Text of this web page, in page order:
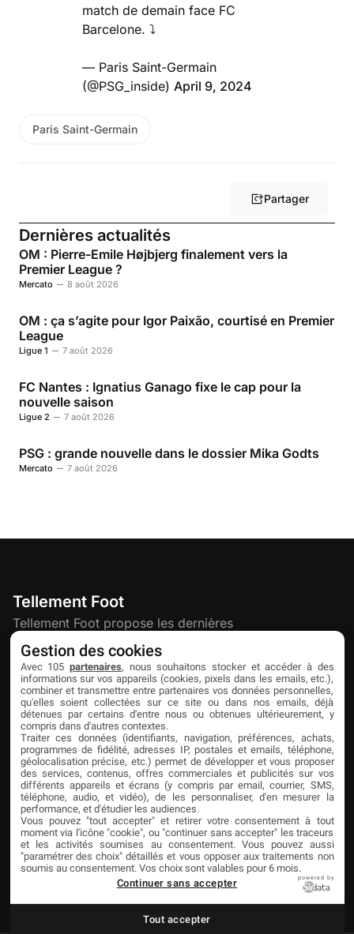
match de demain face FC
Barcelone. ⤵️
— Paris Saint-Germain
(@PSG_inside) April 9, 2024
Paris Saint-Germain
Partager
Dernières actualités
OM : Pierre-Emile Højbjerg finalement vers la
Premier League ?
Mercato 8 août 2026
OM : ça s’agite pour Igor Paixão, courtisé en Premier
League
Ligue 1 7 août 2026
FC Nantes : Ignatius Ganago fixe le cap pour la
nouvelle saison
Ligue 2 7 août 2026
PSG : grande nouvelle dans le dossier Mika Godts
Mercato 7 août 2026
Tellement Foot
Tellement Foot propose les dernières
actualités et nouveautés créatives dédiées
au football.
Découvrir
À propos
Contact
Publicité
Liens utiles
Mentions légales
Confidentialité
Cookies
Partenaires
Livefoot
Jeunesfooteux
Tólmi Studio
King Score
Foot en France
Football Addict
Gestion des cookies
Avec 105 partenaires, nous souhaitons stocker et accéder à des
informations sur vos appareils (cookies, pixels dans les emails, etc.),
combiner et transmettre entre partenaires vos données personnelles,
qu'elles soient collectées sur ce site ou dans nos emails, déjà
détenues par certains d'entre nous ou obtenues ultérieurement, y
compris dans d'autres contextes.
Traiter ces données (identifiants, navigation, préférences, achats,
programmes de fidélité, adresses IP, postales et emails, téléphone,
géolocalisation précise, etc.) permet de développer et vous proposer
des services, contenus, offres commerciales et publicités sur vos
différents appareils et écrans (y compris par email, courrier, SMS,
téléphone, audio, et vidéo), de les personnaliser, d'en mesurer la
performance, et d'étudier les audiences.
Vous pouvez "tout accepter" et retirer votre consentement à tout
moment via l'icône "cookie", ou "continuer sans accepter" les traceurs
et les activités soumises au consentement. Vous pouvez aussi
"paramétrer des choix" détaillés et vous opposer aux traitements non
soumis au consentement. Vos choix sont valables pour 6 mois.
Continuer sans accepter
powered by
Tout accepter